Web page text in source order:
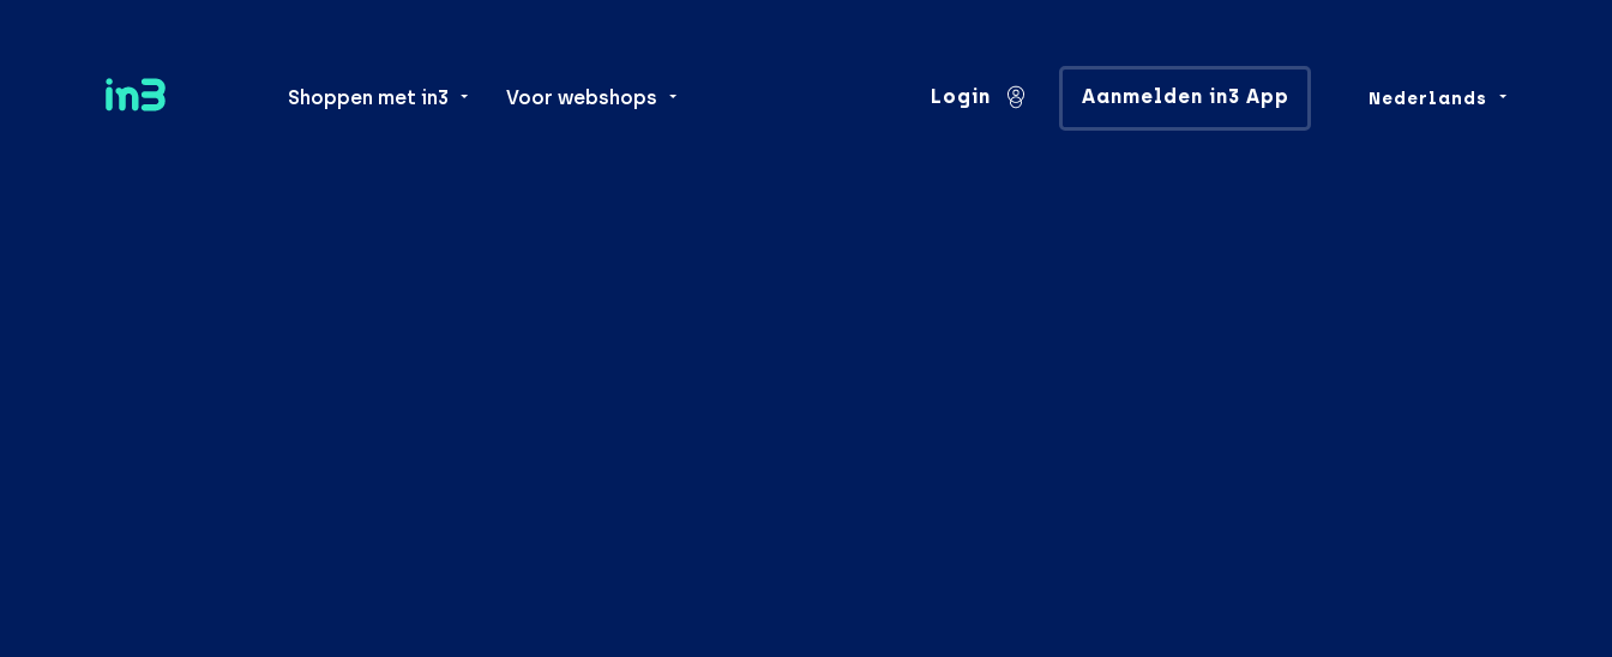
Shoppen met in3 Voor webshops Login Aanmelden in3 App Nederlands